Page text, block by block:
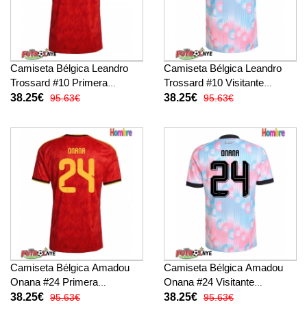
Camiseta Bélgica Leandro
Trossard #10 Primera
Equipación Mundial 2026
38.25€ 95.63€
Camiseta Bélgica Leandro
Trossard #10 Visitante
Equipación Mundial 2026
38.25€ 95.63€
Camiseta Bélgica Amadou
Onana #24 Primera
Equipación Mundial 2026
38.25€ 95.63€
Camiseta Bélgica Amadou
Onana #24 Visitante
Equipación Mundial 2026
38.25€ 95.63€